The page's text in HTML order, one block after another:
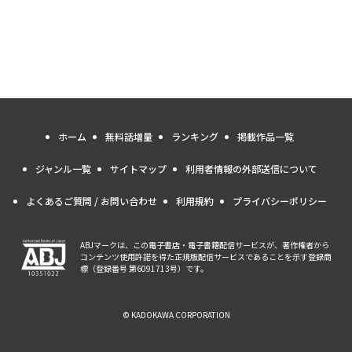
ホーム 無料話増量 ランキング 掲載作品一覧
ジャンル一覧 サイトマップ 利用者情報の外部送信について
よくあるご質問 / お問い合わせ 利用規約 プライバシーポリシー
ABJマークは、この電子書店・電子書籍配信サービスが、著作権者から
コンテンツ使用許諾を得た正規版配信サービスであることを示す登録商
標（登録番号 第6091713号）です。
© KADOKAWA CORPORATION